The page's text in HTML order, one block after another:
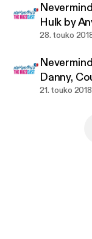
Hulk by
Hard.
28. touko
Danny,
21. touko 2018